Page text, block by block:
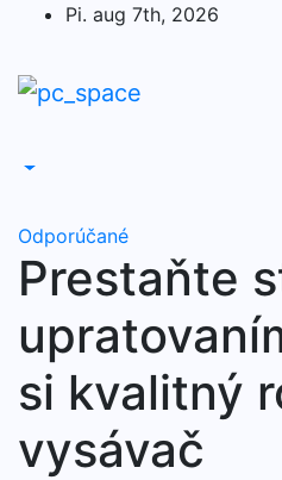
content
Pi. aug 7th, 2026
Odporúčané
Prestaňte
si kvalitný
vysávač